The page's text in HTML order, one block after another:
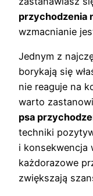
przychodzenia
wzmacnianie
Jednym z
borykają się
nie reaguje na
warto
psa
techniki
i konsekwencja
każdorazowe
zwiększają